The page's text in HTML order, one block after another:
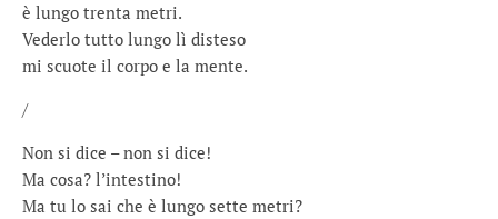
è lungo trenta metri.
Vederlo tutto lungo lì disteso
mi scuote il corpo e la mente.
/
Non si dice – non si dice!
Ma cosa? l’intestino!
Ma tu lo sai che è lungo sette metri?